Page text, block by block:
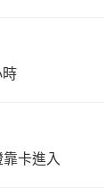
時
卡進入